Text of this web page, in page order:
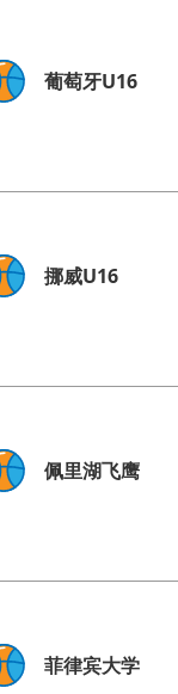
葡萄牙U16
挪威U16
佩里湖飞鹰
菲律宾大学